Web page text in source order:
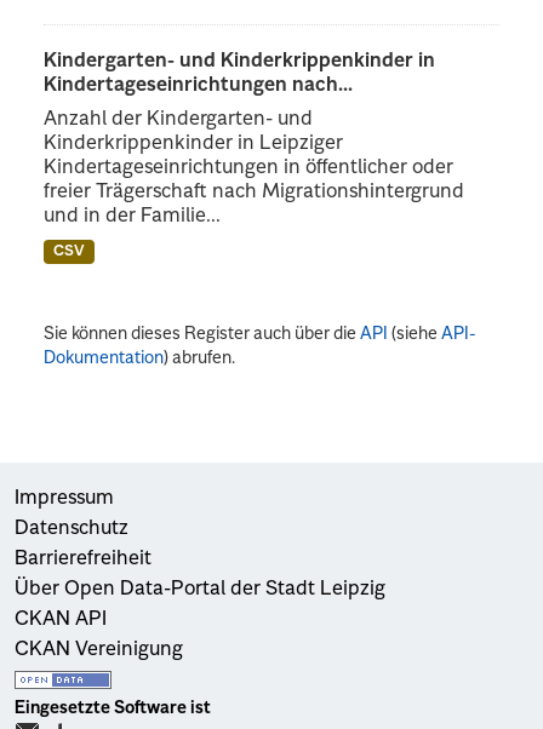
Kindergarten- und Kinderkrippenkinder in
Kindertageseinrichtungen nach...
Anzahl der Kindergarten- und
Kinderkrippenkinder in Leipziger
Kindertageseinrichtungen in öffentlicher oder
freier Trägerschaft nach Migrationshintergrund
und in der Familie...
CSV
Sie können dieses Register auch über dieAPI (sieheAPI-
Dokumentation) abrufen.
Impressum
Datenschutz
Barrierefreiheit
Über Open Data-Portal der Stadt Leipzig
CKAN API
CKAN Vereinigung
Eingesetzte Software ist